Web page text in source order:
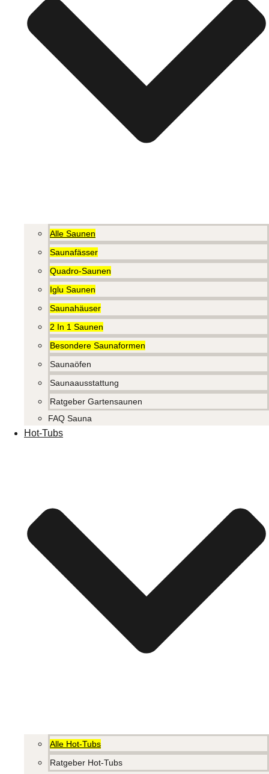
Alle Saunen
Saunafässer
Quadro-Saunen
Iglu Saunen
Saunahäuser
2 In 1 Saunen
Besondere Saunaformen
Saunaöfen
Saunaausstattung
Ratgeber Gartensaunen
FAQ Sauna
Hot-Tubs
Alle Hot-Tubs
Ratgeber Hot-Tubs